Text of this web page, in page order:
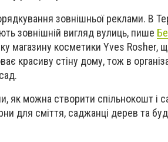
зовнішньої реклами. В
зовнішній вигляд вулиць, пише
магазину косметики Yves Rosher,
красиву стіну дому, тож в
як можна створити спільнокошт і
для сміття, саджанці дерев та